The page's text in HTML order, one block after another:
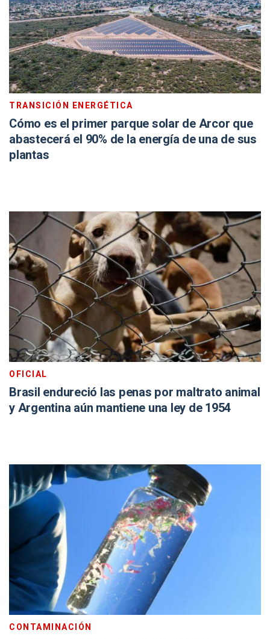
TRANSICIÓN ENERGÉTICA
Cómo es el primer parque solar de Arcor que
abastecerá el 90% de la energía de una de sus
plantas
OFICIAL
Brasil endureció las penas por maltrato animal
y Argentina aún mantiene una ley de 1954
CONTAMINACIÓN